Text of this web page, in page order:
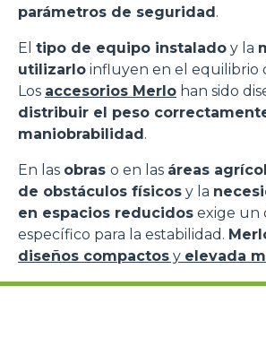
parámetros de seguridad.
El tipo de equipo instalado y la
utilizarlo influyen en el equilibrio
Los accesorios Merlo han sido
distribuir el peso
maniobrabilidad.
En las obras o en las áreas
de obstáculos físicos y la
en espacios reducidos exige un
específico para la estabilidad.
diseños compactos y elevada